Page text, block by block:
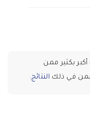
بكثير ممن
في ذلك النتائج.